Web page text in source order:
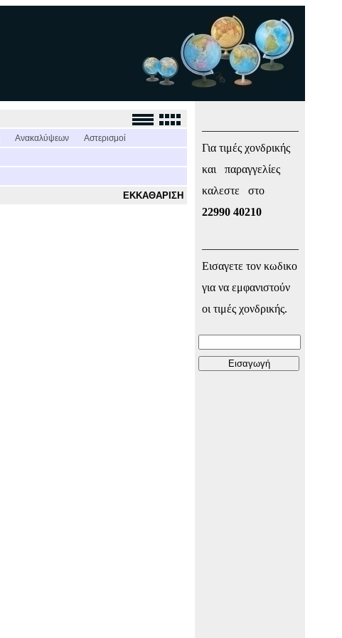
Ανακαλύψεων
Αστερισμοί
ΕΚΚΑΘΑΡΙΣΗ
Για τιμές χονδρικής
και παραγγελίες
καλεστε στο
22990 40210
Εισαγετε τον κωδικο
για να εμφανιστούν
οι τιμές χονδρικής.